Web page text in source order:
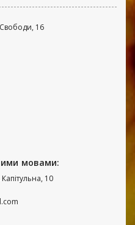
16
мовами:
10